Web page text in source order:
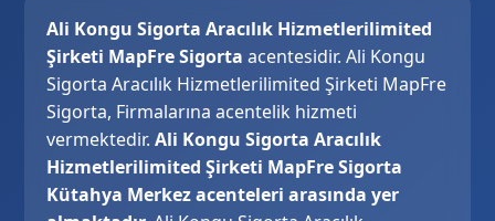
Ali Kongu Sigorta Aracılık Hizmetlerilimited
Şirketi MapFre Sigorta acentesidir. Ali Kongu
Sigorta Aracılık Hizmetlerilimited Şirketi MapFre
Sigorta, Firmalarına acentelik hizmeti
vermektedir. Ali Kongu Sigorta Aracılık
Hizmetlerilimited Şirketi MapFre Sigorta
Kütahya Merkez acenteleri arasında yer